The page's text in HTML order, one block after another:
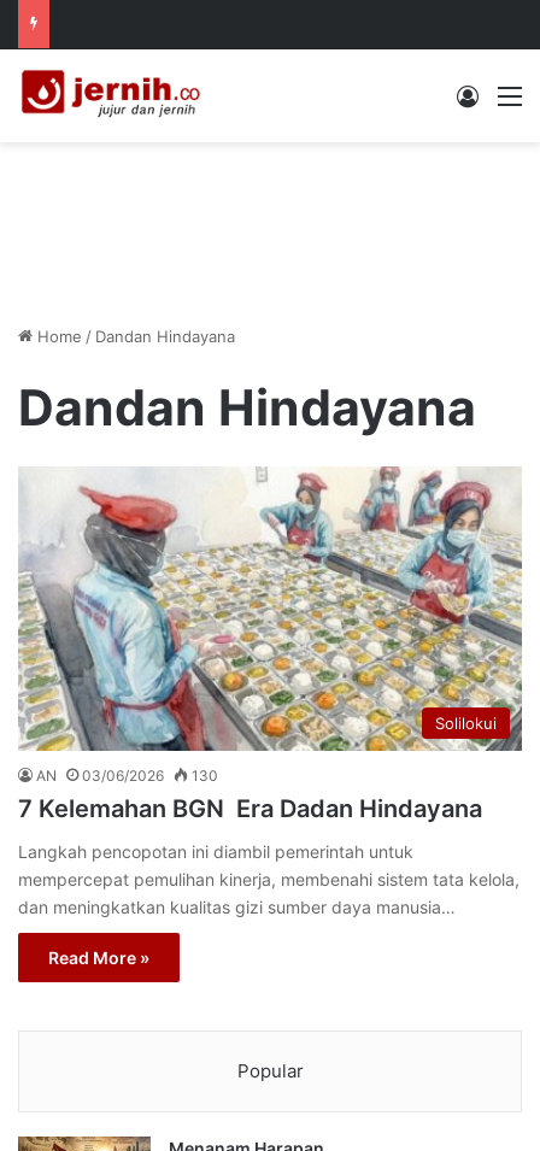
Log In
Home / Dandan Hindayana
Dandan Hindayana
Solilokui
AN 03/06/2026 130
7 Kelemahan BGN Era Dadan Hindayana
Langkah pencopotan ini diambil pemerintah untuk
mempercepat pemulihan kinerja, membenahi sistem tata kelola,
dan meningkatkan kualitas gizi sumber daya manusia…
Read More »
Popular